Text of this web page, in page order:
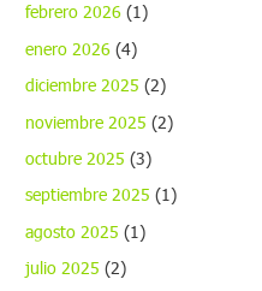
febrero 2026 (1)
enero 2026 (4)
diciembre 2025 (2)
noviembre 2025 (2)
octubre 2025 (3)
septiembre 2025 (1)
agosto 2025 (1)
julio 2025 (2)